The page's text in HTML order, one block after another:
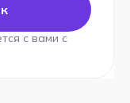
с вами с